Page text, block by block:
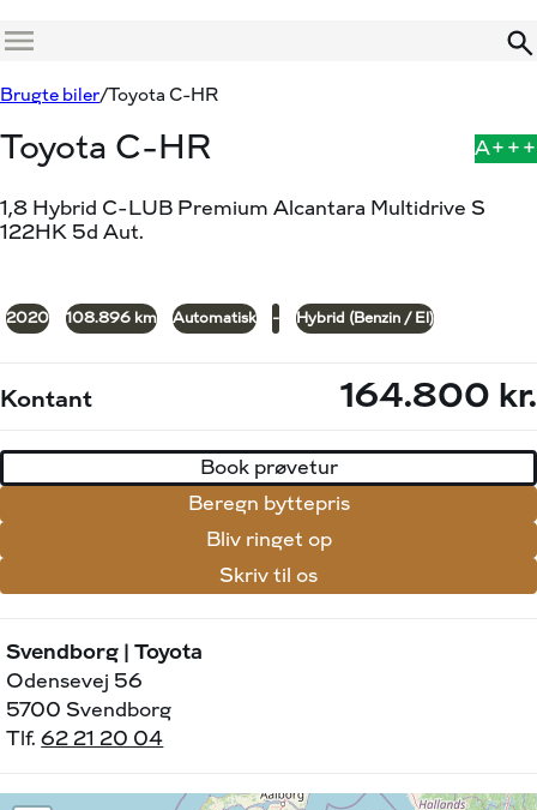
Menu
Brugte biler Toyota C-HR
Toyota C-HR
1,8 Hybrid C-LUB Premium Alcantara Multidrive S
122HK 5d Aut.
A+++
2020 108.896 km Automatisk - Hybrid (Benzin / El)
Kontant 164.800 kr.
Book prøvetur
Beregn byttepris
Bliv ringet op
Skriv til os
Svendborg | Toyota
Odensevej 56
5700 Svendborg
Tlf.62 21 20 04